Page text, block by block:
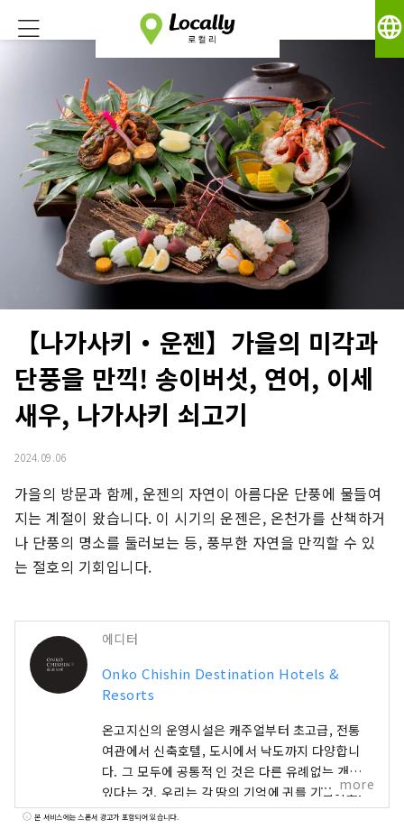
language
【나가사키・운젠】가을의 미각과
단풍을 만끽! 송이버섯, 연어, 이세
새우, 나가사키 쇠고기
2024.09.06
가을의 방문과 함께, 운젠의 자연이 아름다운 단풍에 물들여
지는 계절이 왔습니다. 이 시기의 운젠은, 온천가를 산책하거
나 단풍의 명소를 둘러보는 등, 풍부한 자연을 만끽할 수 있
는 절호의 기회입니다.
에디터
Onko Chishin Destination Hotels &
Resorts
온고지신의 운영시설은 캐주얼부터 초고급, 전통
여관에서 신축호텔, ​​도시에서 낙도까지 다양합니
다. 그 모두에 공통적 인 것은 다른 유례없는 개성이
있다는 것. 우리는 각 땅의 기억에 귀를 기울이고,
맞춤형으로 독특한 숙박 개념을 세우고 있습니다.
more
본 서비스에는 스폰서 광고가 포함되어 있습니다.